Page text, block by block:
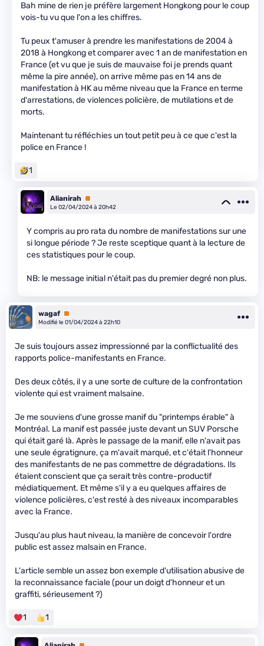
Bah mine de rien je préfère largement Hongkong pour le coup
vois-tu vu que l'on a les chiffres.
Tu peux t'amuser à prendre les manifestations de 2004 à
2018 à Hongkong et comparer avec 1 an de manifestation en
France (et vu que je suis de mauvaise foi je prends quant
même la pire année), on arrive même pas en 14 ans de
manifestation à HK au même niveau que la France en terme
d'arrestations, de violences policière, de mutilations et de
morts.
Maintenant tu réfléchies un tout petit peu à ce que c'est la
police en France !
1
Alianirah Premium
Le 02/04/2024 à 20h42
Y compris au pro rata du nombre de manifestations sur une
si longue période ? Je reste sceptique quant à la lecture de
ces statistiques pour le coup.
NB: le message initial n'était pas du premier degré non plus.
wagaf Premium
Modifié le 01/04/2024 à 22h10
Je suis toujours assez impressionné par la conflictualité des
rapports police-manifestants en France.
Des deux côtés, il y a une sorte de culture de la confrontation
violente qui est vraiment malsaine.
Je me souviens d'une grosse manif du "printemps érable" à
Montréal. La manif est passée juste devant un SUV Porsche
qui était garé là. Après le passage de la manif, elle n'avait pas
une seule égratignure, ça m'avait marqué, et c'était l'honneur
des manifestants de ne pas commettre de dégradations. Ils
étaient conscient que ça serait très contre-productif
médiatiquement. Et même s'il y a eu quelques affaires de
violence policières, c'est resté à des niveaux incomparables
avec la France.
Jusqu'au plus haut niveau, la manière de concevoir l'ordre
public est assez malsain en France.
L'article semble un assez bon exemple d'utilisation abusive de
la reconnaissance faciale (pour un doigt d'honneur et un
graffiti, sérieusement ?)
1 1